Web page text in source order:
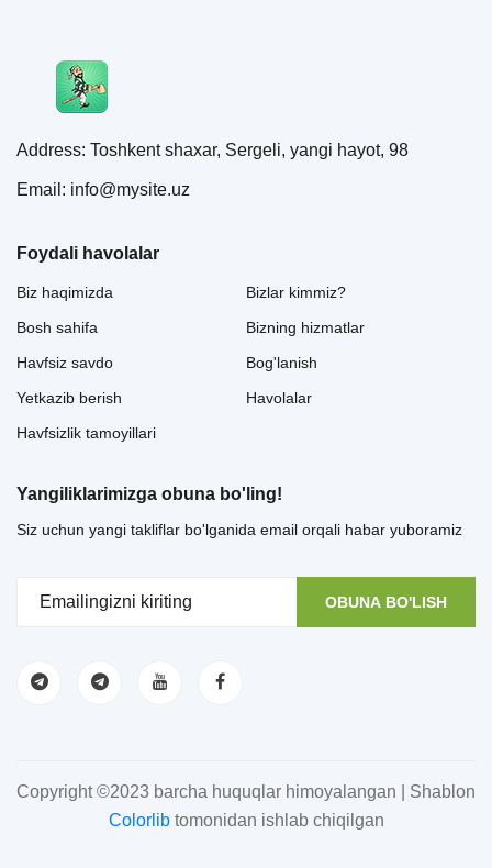
Address: Toshkent shaxar, Sergeli, yangi hayot, 98
Email: info@mysite.uz
Foydali havolalar
Biz haqimizda
Bosh sahifa
Havfsiz savdo
Yetkazib berish
Havfsizlik tamoyillari
Bizlar kimmiz?
Bizning hizmatlar
Bog'lanish
Havolalar
Yangiliklarimizga obuna bo'ling!
Siz uchun yangi takliflar bo'lganida email orqali habar yuboramiz
OBUNA BO'LISH
Copyright ©2023 barcha huquqlar himoyalangan | Shablon
Colorlibtomonidan ishlab chiqilgan